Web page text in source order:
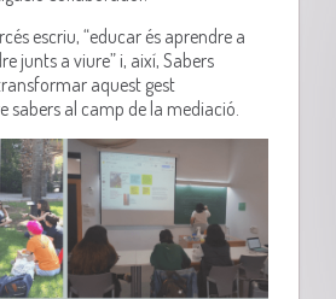
escriu, “educar és aprendre a
junts a viure” i, així, Sabers
aquest gest
sabers al camp de la mediació.